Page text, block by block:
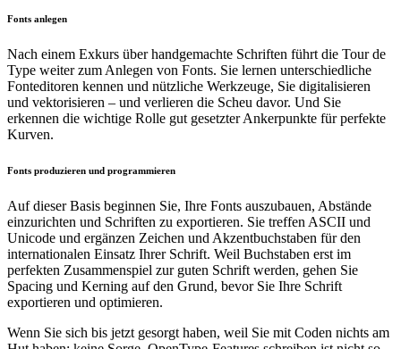
Fonts anlegen
Nach einem Exkurs über handgemachte Schriften führt die Tour de
Type weiter zum Anlegen von Fonts. Sie lernen unterschiedliche
Fonteditoren kennen und nützliche Werkzeuge, Sie digitalisieren
und vektorisieren – und verlieren die Scheu davor. Und Sie
erkennen die wichtige Rolle gut gesetzter Ankerpunkte für perfekte
Kurven.
Fonts produzieren und programmieren
Auf dieser Basis beginnen Sie, Ihre Fonts auszubauen, Abstände
einzurichten und Schriften zu exportieren. Sie treffen ASCII und
Unicode und ergänzen Zeichen und Akzentbuchstaben für den
internationalen Einsatz Ihrer Schrift. Weil Buchstaben erst im
perfekten Zusammenspiel zur guten Schrift werden, gehen Sie
Spacing und Kerning auf den Grund, bevor Sie Ihre Schrift
exportieren und optimieren.
Wenn Sie sich bis jetzt gesorgt haben, weil Sie mit Coden nichts am